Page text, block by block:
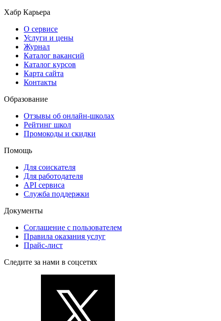
Хабр Карьера
О сервисе
Услуги и цены
Журнал
Каталог вакансий
Каталог курсов
Карта сайта
Контакты
Образование
Отзывы об онлайн-школах
Рейтинг школ
Промокоды и скидки
Помощь
Для соискателя
Для работодателя
API сервиса
Служба поддержки
Документы
Соглашение с пользователем
Правила оказания услуг
Прайс-лист
Следите за нами в соцсетях